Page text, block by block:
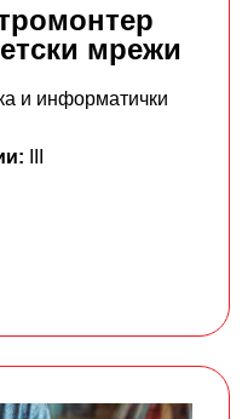
мрежи
и информатички